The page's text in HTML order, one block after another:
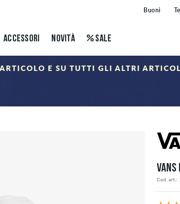
Buoni
ACCESSORI NOVITÀ SALE
E SU TUTTI GLI ALTRI
il codice sconto. Gli sconti si applicano solo agli articoli della categoria
VANS
Cod. art.: